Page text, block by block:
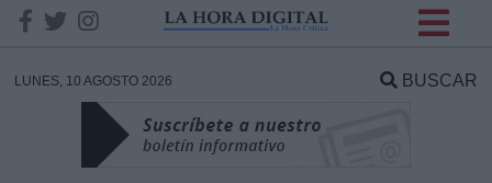
LUNES, 10 AGOSTO 2026 BUSCAR
DATOS
Responsable: